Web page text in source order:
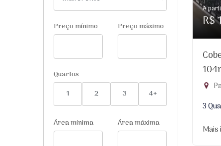
Preço mínimo Preço máximo
Quartos
1
2 3 4+
Área mínima Área máxima
A
R$
3